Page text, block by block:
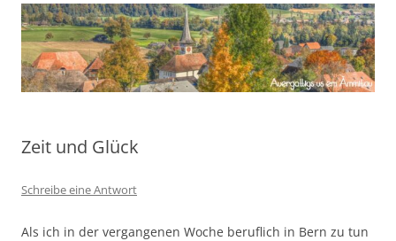
Zeit und Glück
Schreibe eine Antwort
Als ich in der vergangenen Woche beruflich in Bern zu tun